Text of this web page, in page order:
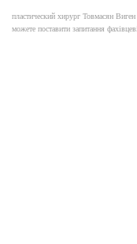
пластический хирург Товмасян
можете поставити запитання